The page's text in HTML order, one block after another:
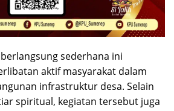
sederhana ini
aktif masyarakat dalam
infrastruktur desa. Selain
spiritual, kegiatan tersebut juga